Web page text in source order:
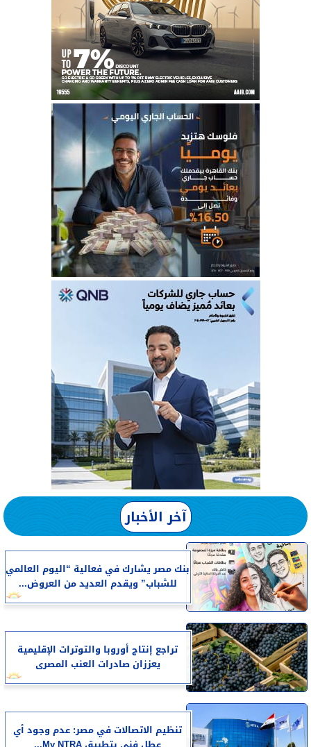
آخر الأخبار
بنك مصر يشارك في فعالية “اليوم العالمي
للشباب” ويقدم العديد من العروض...
تراجع إنتاج أوروبا والتوترات الإقليمية
يعززان صادرات العنب المصرى
تنظيم الاتصالات في مصر: عدم وجود أي